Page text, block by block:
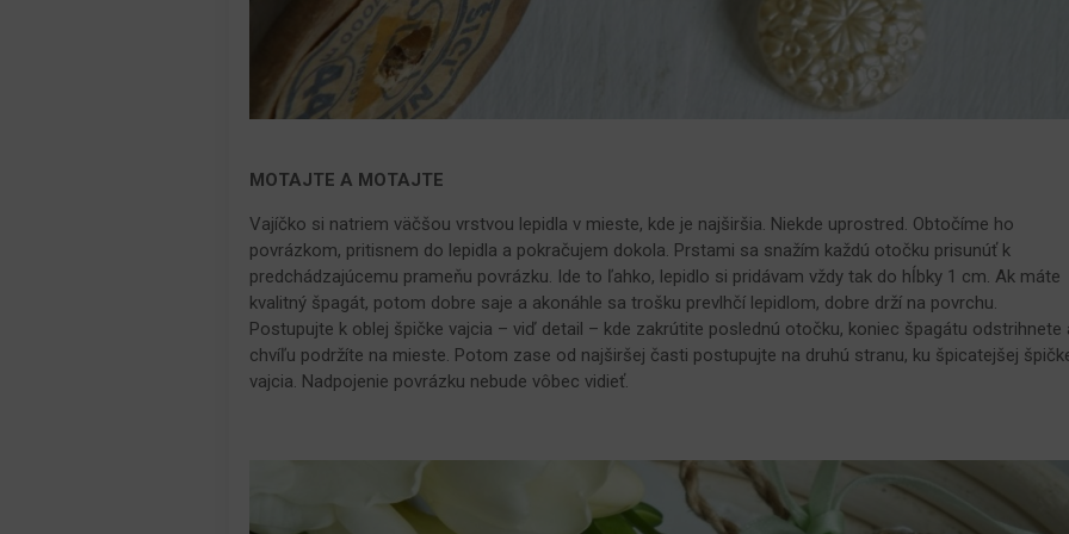
MOTAJTE A MOTAJTE
Vajíčko si natriem väčšou vrstvou lepidla v mieste, kde je najširšia. Niekde uprostred. Obtočíme ho
povrázkom, pritisnem do lepidla a pokračujem dokola. Prstami sa snažím každú otočku prisunúť k
predchádzajúcemu prameňu povrázku. Ide to ľahko, lepidlo si pridávam vždy tak do hĺbky 1 cm. Ak máte
kvalitný špagát, potom dobre saje a akonáhle sa trošku prevlhčí lepidlom, dobre drží na povrchu.
Postupujte k oblej špičke vajcia – viď detail – kde zakrútite poslednú otočku, koniec špagátu odstrihnete
chvíľu podržíte na mieste. Potom zase od najširšej časti postupujte na druhú stranu, ku špicatejšej
vajcia. Nadpojenie povrázku nebude vôbec vidieť.